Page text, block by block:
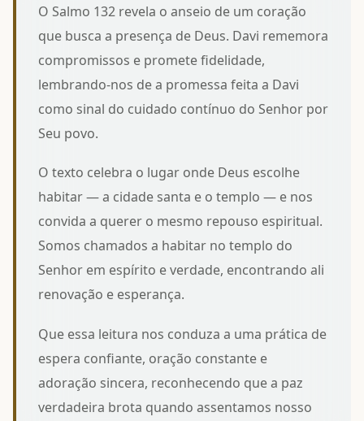
O Salmo 132 revela o anseio de um coração
que busca a presença de Deus. Davi rememora
compromissos e promete fidelidade,
lembrando-nos dea promessa feita a Davi
como sinal do cuidado contínuo do Senhor por
Seu povo.
O texto celebra o lugar onde Deus escolhe
habitar — a cidade santa e o templo — e nos
convida a querer o mesmo repouso espiritual.
Somos chamados a habitar no templo do
Senhor em espírito e verdade, encontrando ali
renovação e esperança.
Que essa leitura nos conduza a uma prática de
espera confiante, oração constante e
adoração sincera, reconhecendo que a paz
verdadeira brota quando assentamos nosso